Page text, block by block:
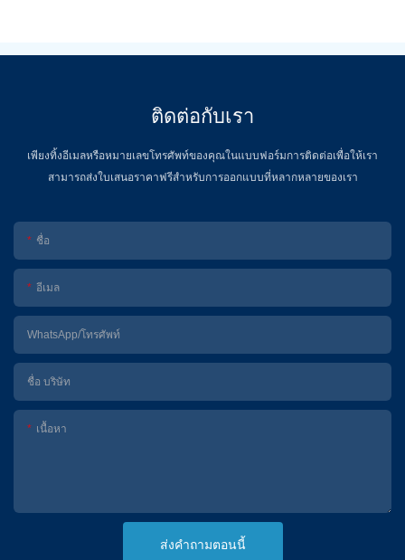
ติดต่อกับเรา
เพียงทิ้งอีเมลหรือหมายเลขโทรศัพท์ของคุณในแบบฟอร์มการติดต่อเพื่อให้เรา
สามารถส่งใบเสนอราคาฟรีสำหรับการออกแบบที่หลากหลายของเรา
ชื่อ
อีเมล
WhatsApp/โทรศัพท์
ชื่อ บริษัท
เนื้อหา
ส่งคำถามตอนนี้